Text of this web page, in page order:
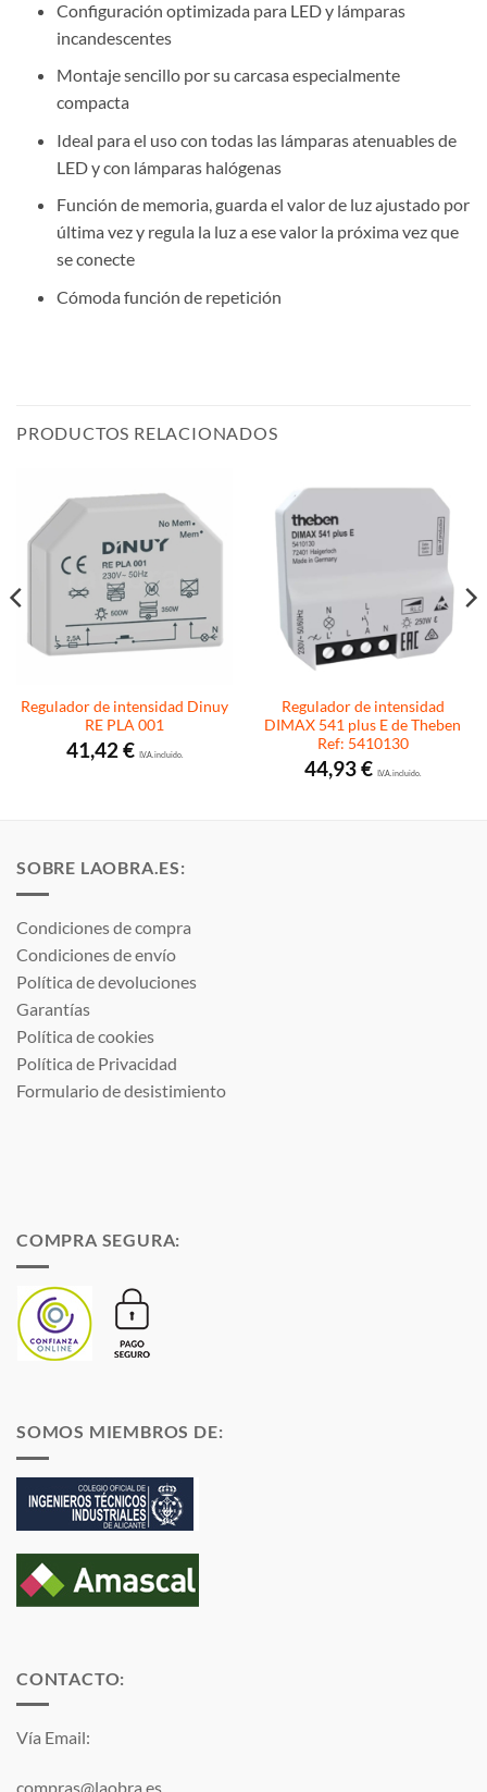
Configuración optimizada para LED y lámparas
incandescentes
Montaje sencillo por su carcasa especialmente
compacta
Ideal para el uso con todas las lámparas atenuables de
LED y con lámparas halógenas
Función de memoria, guarda el valor de luz ajustado por
última vez y regula la luz a ese valor la próxima vez que
se conecte
Cómoda función de repetición
PRODUCTOS RELACIONADOS
Regulador de intensidad Dinuy
RE PLA 001
41,42 € I.V.A. incluido.
Regulador de intensidad
DIMAX 541 plus E de Theben
Ref: 5410130
44,93€ I.V.A. incluido.
SOBRE LAOBRA.ES:
Condiciones de compra
Condiciones de envío
Política de devoluciones
Garantías
Política de cookies
Política de Privacidad
Formulario de desistimiento
COMPRA SEGURA:
SOMOS MIEMBROS DE:
CONTACTO:
Vía Email:
compras@laobra.es